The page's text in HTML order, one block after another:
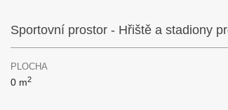
Sportovní prostor - Hřiště a stadiony
PLOCHA
0 m2